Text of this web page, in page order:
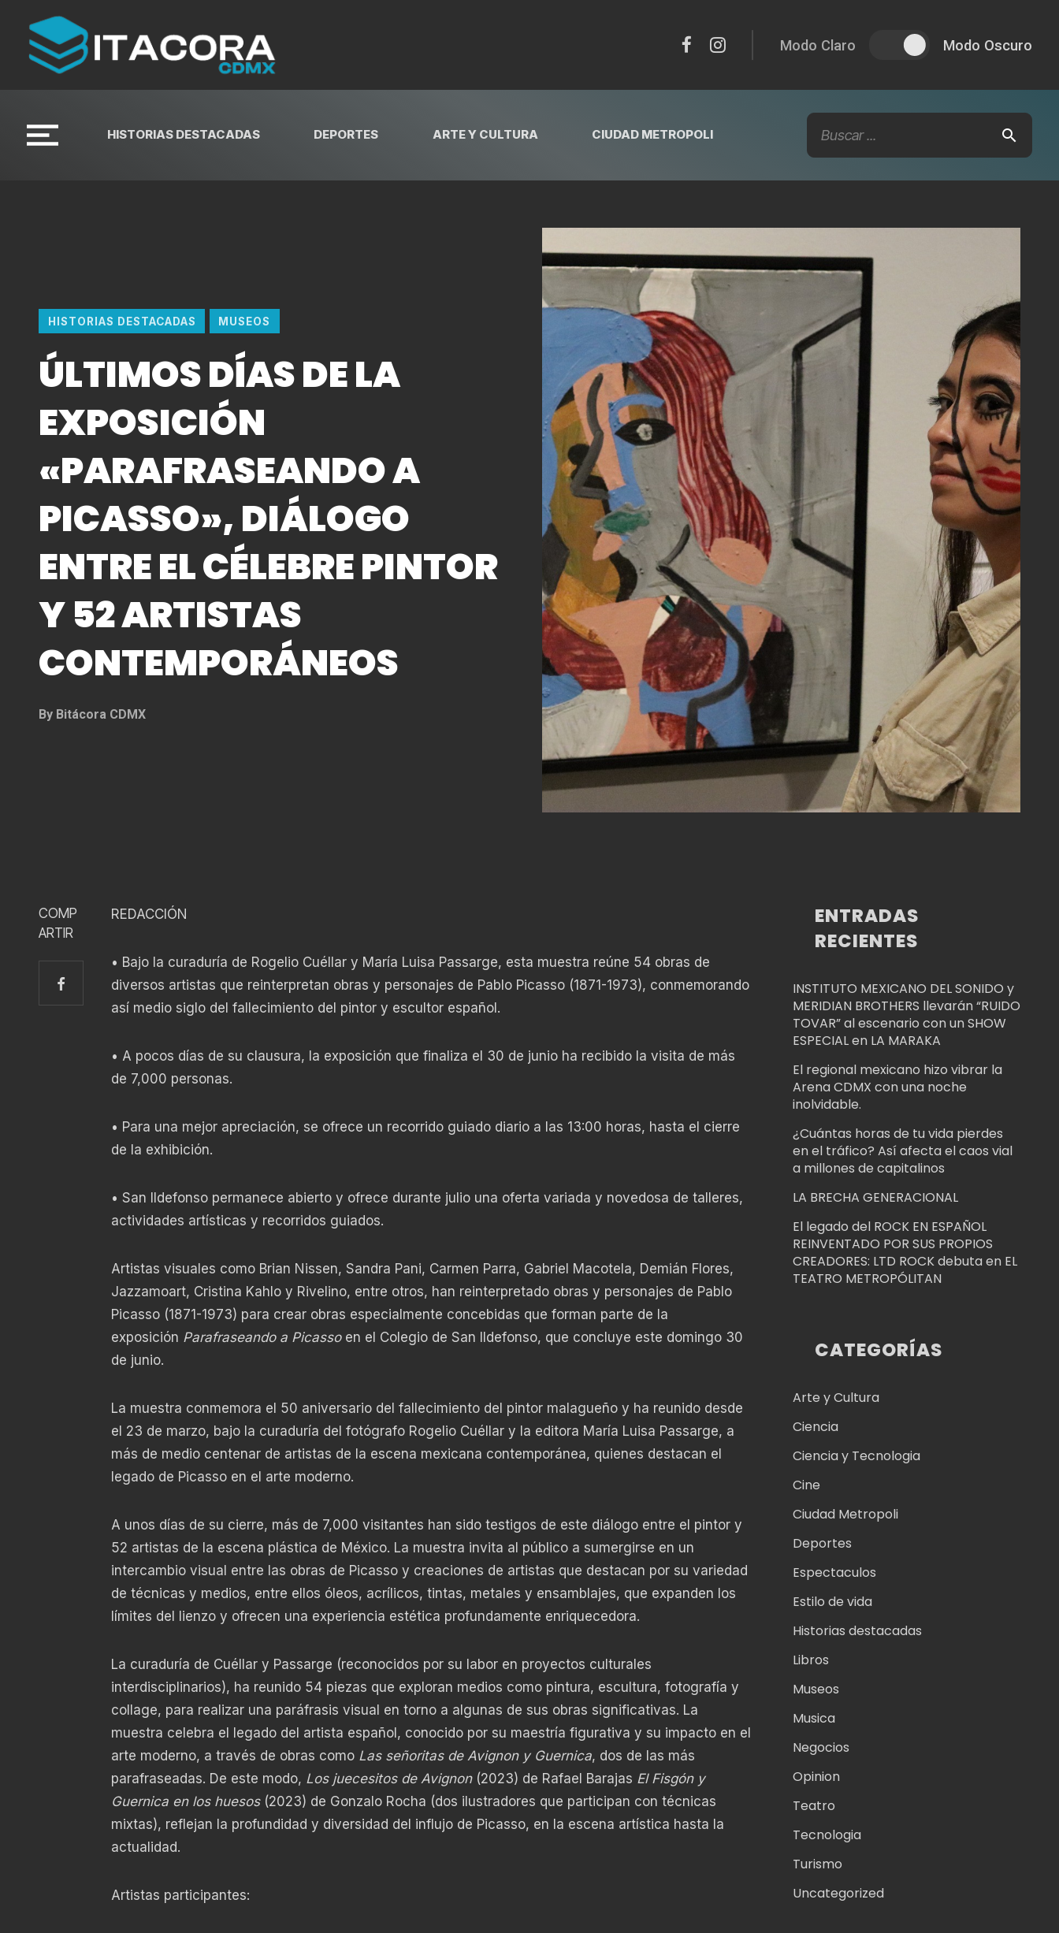
Modo Claro Modo Oscuro
HISTORIAS DESTACADAS DEPORTES ARTE Y CULTURA CIUDAD METROPOLI
HISTORIAS DESTACADAS MUSEOS
ÚLTIMOS DÍAS DE LA
EXPOSICIÓN
«PARAFRASEANDO A
PICASSO», DIÁLOGO
ENTRE EL CÉLEBRE PINTOR
Y 52 ARTISTAS
CONTEMPORÁNEOS
By Bitácora CDMX
COMP
ARTIR
REDACCIÓN
• Bajo la curaduría de Rogelio Cuéllar y María Luisa Passarge, esta muestra reúne 54 obras de
diversos artistas que reinterpretan obras y personajes de Pablo Picasso (1871-1973), conmemorando
así medio siglo del fallecimiento del pintor y escultor español.
• A pocos días de su clausura, la exposición que finaliza el 30 de junio ha recibido la visita de más
de 7,000 personas.
• Para una mejor apreciación, se ofrece un recorrido guiado diario a las 13:00 horas, hasta el cierre
de la exhibición.
• San Ildefonso permanece abierto y ofrece durante julio una oferta variada y novedosa de talleres,
actividades artísticas y recorridos guiados.
Artistas visuales como Brian Nissen, Sandra Pani, Carmen Parra, Gabriel Macotela, Demián Flores,
Jazzamoart, Cristina Kahlo y Rivelino, entre otros, han reinterpretado obras y personajes de Pablo
Picasso (1871-1973) para crear obras especialmente concebidas que forman parte de la
exposición Parafraseando a Picassoen el Colegio de San Ildefonso, que concluye este domingo 30
de junio.
La muestra conmemora el 50 aniversario del fallecimiento del pintor malagueño y ha reunido desde
el 23 de marzo, bajo la curaduría del fotógrafo Rogelio Cuéllar y la editora María Luisa Passarge, a
más de medio centenar de artistas de la escena mexicana contemporánea, quienes destacan el
legado de Picasso en el arte moderno.
A unos días de su cierre, más de 7,000 visitantes han sido testigos de este diálogo entre el pintor y
52 artistas de la escena plástica de México. La muestra invita al público a sumergirse en un
intercambio visual entre las obras de Picasso y creaciones de artistas que destacan por su variedad
de técnicas y medios, entre ellos óleos, acrílicos, tintas, metales y ensamblajes, que expanden los
límites del lienzo y ofrecen una experiencia estética profundamente enriquecedora.
La curaduría de Cuéllar y Passarge (reconocidos por su labor en proyectos culturales
interdisciplinarios), ha reunido 54 piezas que exploran medios como pintura, escultura, fotografía y
collage, para realizar una paráfrasis visual en torno a algunas de sus obras significativas. La
muestra celebra el legado del artista español, conocido por su maestría figurativa y su impacto en el
arte moderno, a través de obras como Las señoritas de Avignon y Guernica, dos de las más
parafraseadas. De este modo, Los juecesitos de Avignon(2023) de Rafael Barajas El Fisgón y
Guernica en los huesos(2023) de Gonzalo Rocha (dos ilustradores que participan con técnicas
mixtas), reflejan la profundidad y diversidad del influjo de Picasso, en la escena artística hasta la
actualidad.
Artistas participantes:
ENTRADAS
RECIENTES
INSTITUTO MEXICANO DEL SONIDO y
MERIDIAN BROTHERS llevarán “RUIDO
TOVAR” al escenario con un SHOW
ESPECIAL en LA MARAKA
El regional mexicano hizo vibrar la
Arena CDMX con una noche
inolvidable.
¿Cuántas horas de tu vida pierdes
en el tráfico? Así afecta el caos vial
a millones de capitalinos
LA BRECHA GENERACIONAL
El legado del ROCK EN ESPAÑOL
REINVENTADO POR SUS PROPIOS
CREADORES: LTD ROCK debuta en EL
TEATRO METROPÓLITAN
CATEGORÍAS
Arte y Cultura
Ciencia
Ciencia y Tecnologia
Cine
Ciudad Metropoli
Deportes
Espectaculos
Estilo de vida
Historias destacadas
Libros
Museos
Musica
Negocios
Opinion
Teatro
Tecnologia
Turismo
Uncategorized